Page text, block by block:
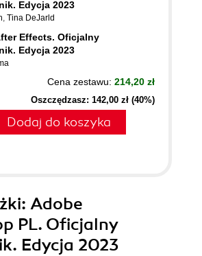
Edycja 2023
, Tina DeJarld
Effects. Oficjalny
Edycja 2023
Cena zestawu: 214,20 zł
Oszczędzasz: 142,00 zł (40%)
Dodaj do koszyka
: Adobe
PL. Oficjalny
Edycja 2023